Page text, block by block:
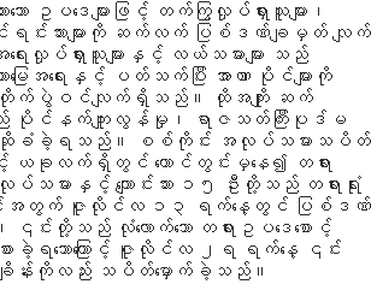
ဥပဒေများဖြင့် တက်ကြွလှုပ်ရှားသူများ၊
းရင်းသားများကို ဆက်လက် ပြစ်ဒဏ်ချမှတ် လျက်
လှုပ်ရှားသူများနှင့် လယ်သမားများ သည်
ြေအရေးနှင့် ပတ်သက်ပြီး အာဏာ ပိုင်များကို
က်ပွဲဝင်လျက်ရှိသည်။ ထိုအကျိုး ဆက်
ပိုင်နက်ကျူးလွန်မှု၊ ရာဇသတ်ကြီးပုဒ်မ
ဆိုခံခဲ့ရသည်။ စစ်ကိုင်း အလုပ်သမားသပိတ်
ာင့် ယခုလက်ရှိတွင် ထောင်တွင်းမှနေ၍ တရား
မားနှင့် ကျောင်းသား ၁၅ ဦးတို့သည် တရားရုံး
ြင်းအတွက် ဇူလိုင်လ ၁၃ ရက်နေ့တွင် ပြစ်ဒဏ်
တို့သည် လုံလောက်သော တရားဥပဒေစောင့်
ခဲ့ရသောကြောင့် ဇူလိုင်လ ၂ရ ရက်နေ့ ၎င်း
းချိန်းကိုလည်း သပိတ်မှောက်ခဲ့သည်။